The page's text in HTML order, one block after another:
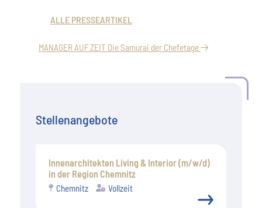
ALLE PRESSEARTIKEL
MANAGER AUF ZEIT Die Samurai der Chefetage
Stellenangebote
Innenarchitekten Living & Interior (m/w/d)
in der Region Chemnitz
Chemnitz Vollzeit